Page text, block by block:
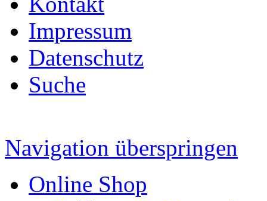
Impressum
Datenschutz
Suche
Navigation überspringen
Online Shop